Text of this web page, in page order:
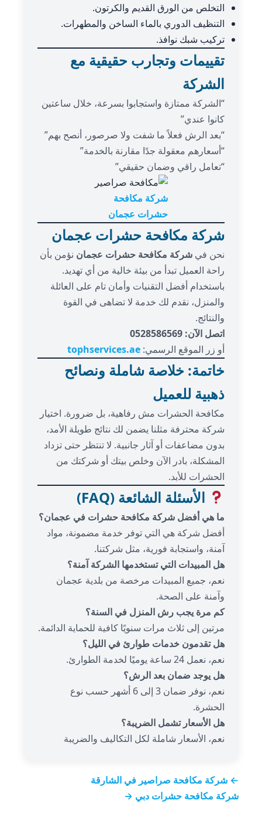
التخلص من الورق القديم والكرتون.
التنظيف الدوري بالماء الساخن والمطهرات.
تركيب شبك نوافذ.
تقييمات وتجارب حقيقية مع
الشركة
“الشركة ممتازة واستجابوا بسرعة، خلال ساعتين
كانوا عندي”
“بعد الرش فعلاً ما شفت ولا صرصور، أنصح بهم”
“أسعارهم معقولة جدًا مقارنة بالخدمة”
“تعامل راقي وضمان حقيقي”
شركة مكافحة
حشرات عجمان
شركة مكافحة حشرات عجمان
نحن في شركة مكافحة حشرات عجمان نؤمن بأن
راحة العميل تبدأ من بيئة خالية من أي تهديد.
باستخدام أفضل التقنيات وأمان تام على العائلة
والمنزل، نقدم لك خدمة لا تضاهى في القوة
والنتائج.
اتصل الآن: 0528586569
أو زر الموقع الرسمي: tophservices.ae
خاتمة: خلاصة شاملة ونصائح
ذهبية للعميل
مكافحة الحشرات مش رفاهية، بل ضرورة. اختيار
شركة محترفة مثلنا يضمن لك نتائج طويلة الأمد،
بدون مضاعفات أو آثار جانبية. لا تنتظر حتى تزداد
المشكلة، بادر الآن وخلص بيتك أو شركتك من
الحشرات للأبد.
الأسئلة الشائعة (FAQ)
ما هي أفضل شركة مكافحة حشرات في عجمان؟
أفضل شركة هي التي توفر خدمة مضمونة، مواد
آمنة، واستجابة فورية، مثل شركتنا.
هل المبيدات التي تستخدمها الشركة آمنة؟
نعم، جميع المبيدات مرخصة من بلدية عجمان
وآمنة على الصحة.
كم مرة يجب رش المنزل في السنة؟
مرتين إلى ثلاث مرات سنويًا كافية للحماية الدائمة.
هل تقدمون خدمات طوارئ في الليل؟
نعم، نعمل 24 ساعة يوميًا لخدمة الطوارئ.
هل يوجد ضمان بعد الرش؟
نعم، نوفر ضمان 3 إلى 6 أشهر حسب نوع
الحشرة.
هل الأسعار تشمل الضريبة؟
نعم، الأسعار شاملة لكل التكاليف والضريبة
← شركة مكافحة صراصير في الشارقة
شركة مكافحة حشرات دبي →